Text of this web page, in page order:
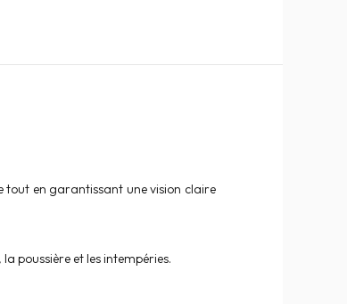
tout en garantissant une vision claire
poussière et les intempéries.